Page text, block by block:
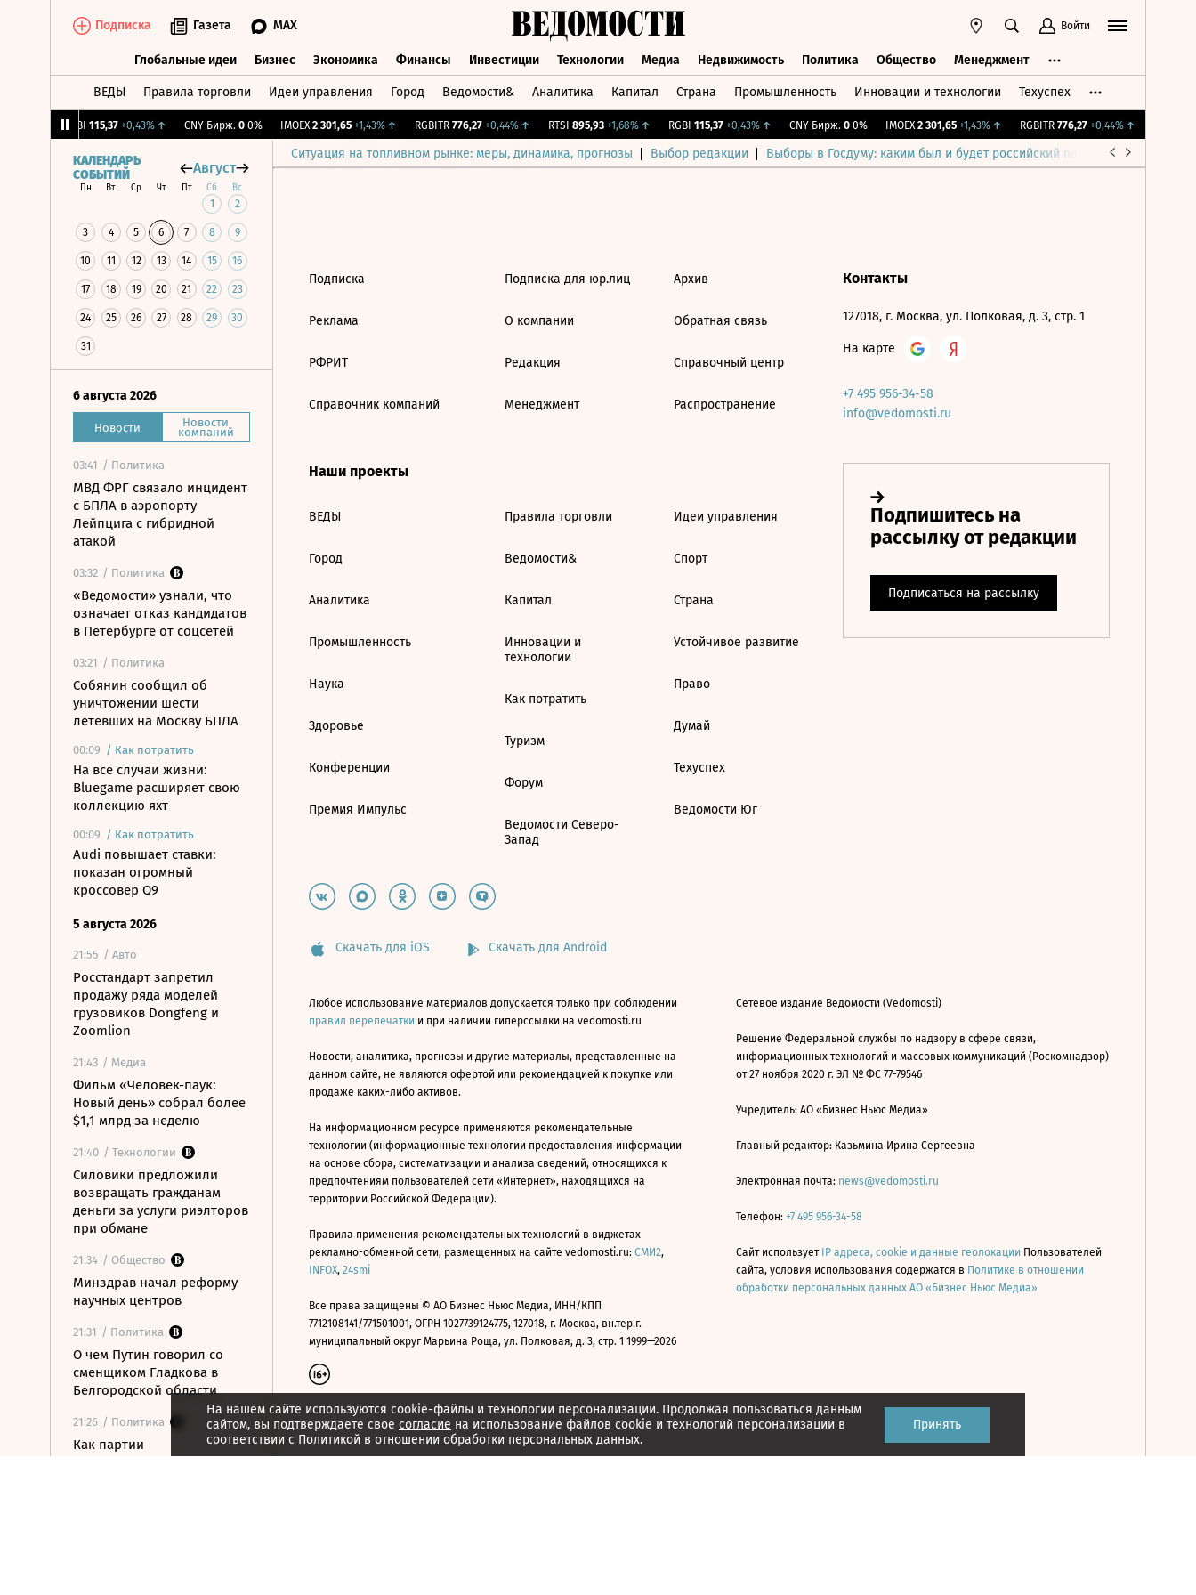
Подписка Газета MAX Войти
Глобальные идеи Бизнес Экономика Финансы Инвестиции Технологии Медиа Недвижимость Политика Общество Менеджмент
ВЕДЫ Правила торговли Идеи управления Город Ведомости& Аналитика Капитал Страна Промышленность Инновации и технологии Техуспех
115,37 +0,43%↑ CNY Бирж. 0 0% IMOEX 2 301,65 +1,43%↑ RGBITR 776,27 +0,44%↑ RTSI 895,93 +1,68%↑ RGBI 115,37 +0,43%↑ CNY Бирж. 0 0% IMOEX 2 301,65 +1,43%↑ RGBITR 776,27 +0,44%↑
Ситуация на топливном рынке: меры, динамика, прогнозы Выбор редакции Выборы в Госдуму: каким был и будет российский парламент
КАЛЕНДАРЬ
СОБЫТИЙ
Август
Пн Вт Ср Чт Пт Сб Вс
1 2
3 4 5 6 7 8 9
10 11 12 13 14 15 16
17 18 19 20 21 22 23
24 25 26 27 28 29 30
31
6 августа 2026
Новости Новости
компаний
03:41 / Политика
МВД ФРГ связало инцидент
с БПЛА в аэропорту
Лейпцига с гибридной
атакой
03:32 / Политика
«Ведомости» узнали, что
означает отказ кандидатов
в Петербурге от соцсетей
03:21 / Политика
Собянин сообщил об
уничтожении шести
летевших на Москву БПЛА
00:09 / Как потратить
На все случаи жизни:
Bluegame расширяет свою
коллекцию яхт
00:09 / Как потратить
Audi повышает ставки:
показан огромный
кроссовер Q9
5 августа 2026
21:55 / Авто
Росстандарт запретил
продажу ряда моделей
грузовиков Dongfeng и
Zoomlion
21:43 / Медиа
Фильм «Человек-паук:
Новый день» собрал более
$1,1 млрд за неделю
21:40 / Технологии
Силовики предложили
возвращать гражданам
деньги за услуги риэлторов
при обмане
21:34 / Общество
Минздрав начал реформу
научных центров
21:31 / Политика
О чем Путин говорил со
сменщиком Гладкова в
Белгородской области
21:26 / Политика
Как партии
На нашем сайте используются cookie-файлы и технологии персонализации. Продолжая пользоваться данным
сайтом, вы подтверждаете свое согласие на использование файлов cookie и технологий персонализации в
соответствии с Политикой в отношении обработки персональных данных.
Принять
Подписка
Реклама
РФРИТ
Справочник компаний
Подписка для юр.лиц
О компании
Редакция
Менеджмент
Архив
Обратная связь
Справочный центр
Распространение
Наши проекты
ВЕДЫ
Город
Аналитика
Промышленность
Наука
Здоровье
Конференции
Премия Импульс
Правила торговли
Ведомости&
Капитал
Инновации и
технологии
Как потратить
Туризм
Форум
Ведомости Северо-
Запад
Идеи управления
Спорт
Страна
Устойчивое развитие
Право
Думай
Техуспех
Ведомости Юг
Контакты
127018, г. Москва, ул. Полковая, д. 3, стр. 1
На карте
+7 495 956-34-58
info@vedomosti.ru
Скачать для iOS Скачать для Android
Любое использование материалов допускается только при соблюдении
правил перепечатки и при наличии гиперссылки на vedomosti.ru
Новости, аналитика, прогнозы и другие материалы, представленные на
данном сайте, не являются офертой или рекомендацией к покупке или
продаже каких-либо активов.
На информационном ресурсе применяются рекомендательные
технологии (информационные технологии предоставления информации
на основе сбора, систематизации и анализа сведений, относящихся к
предпочтениям пользователей сети «Интернет», находящихся на
территории Российской Федерации).
Правила применения рекомендательных технологий в виджетах
рекламно-обменной сети, размещенных на сайте vedomosti.ru: СМИ2,
INFOX, 24smi
Все права защищены © АО Бизнес Ньюс Медиа, ИНН/КПП
7712108141/771501001, ОГРН 1027739124775, 127018, г. Москва, вн.тер.г.
муниципальный округ Марьина Роща, ул. Полковая, д. 3, стр. 1 1999—2026
Сетевое издание Ведомости (Vedomosti)
Решение Федеральной службы по надзору в сфере связи,
информационных технологий и массовых коммуникаций (Роскомнадзор)
от 27 ноября 2020 г. ЭЛ № ФС 77-79546
Учредитель: АО «Бизнес Ньюс Медиа»
Главный редактор: Казьмина Ирина Сергеевна
Электронная почта: news@vedomosti.ru
Телефон: +7 495 956-34-58
Сайт использует IP адреса, cookie и данные геолокации Пользователей
сайта, условия использования содержатся в Политике в отношении
обработки персональных данных АО «Бизнес Ньюс Медиа»